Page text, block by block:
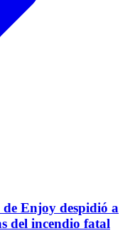
Enjoy despidió a
del incendio fatal